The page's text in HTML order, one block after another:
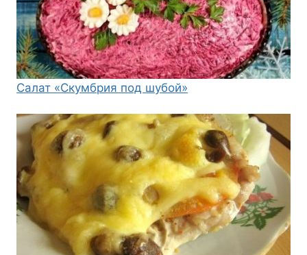
Салат «Скумбрия под шубой»